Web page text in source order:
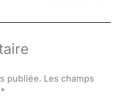
publiée. Les champs
*